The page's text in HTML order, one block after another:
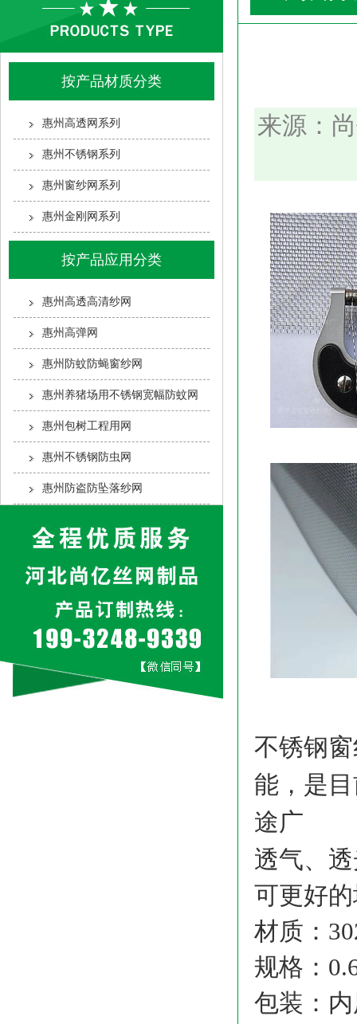
按产品材质分类
惠州高透网系列
惠州不锈钢系列
惠州窗纱网系列
惠州金刚网系列
按产品应用分类
惠州高透高清纱网
惠州高弹网
惠州防蚊防蝇窗纱网
惠州养猪场用不锈钢宽幅防蚊网
惠州包树工程用网
惠州不锈钢防虫网
惠州防盗防坠落纱网
来源：
不锈钢
能，是
途广
透气、
可更好
材质：
规格：
包装：